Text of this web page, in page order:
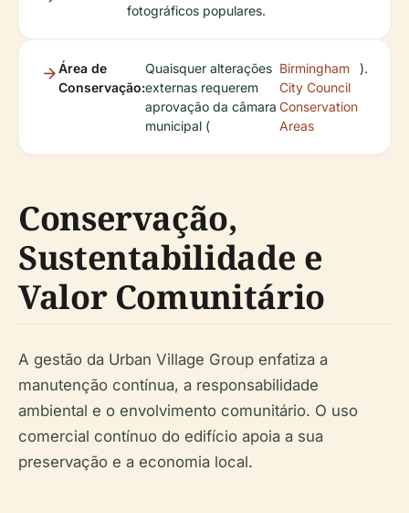
fotográficos populares.
Área de
Conservação:
Quaisquer alterações
externas requerem
aprovação da câmara
municipal (
Birmingham
City Council
Conservation
Areas
).
Conservação,
Sustentabilidade e
Valor Comunitário
A gestão da Urban Village Group enfatiza a
manutenção contínua, a responsabilidade
ambiental e o envolvimento comunitário. O uso
comercial contínuo do edifício apoia a sua
preservação e a economia local.